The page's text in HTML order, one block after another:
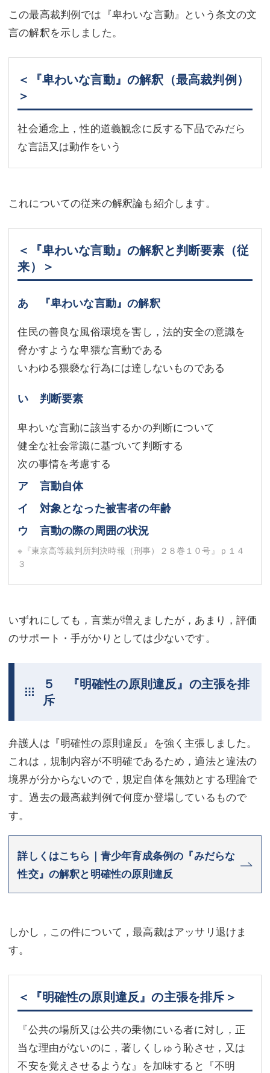
この最高裁判例では『卑わいな言動』という条文の文
言の解釈を示しました。
＜『卑わいな言動』の解釈（最高裁判例）
＞
社会通念上，性的道義観念に反する下品でみだら
な言語又は動作をいう
これについての従来の解釈論も紹介します。
＜『卑わいな言動』の解釈と判断要素（従
来）＞
あ 『卑わいな言動』の解釈
住民の善良な風俗環境を害し，法的安全の意識を
脅かすような卑猥な言動である
いわゆる猥褻な行為には達しないものである
い 判断要素
卑わいな言動に該当するかの判断について
健全な社会常識に基づいて判断する
次の事情を考慮する
ア 言動自体
イ 対象となった被害者の年齢
ウ 言動の際の周囲の状況
※『東京高等裁判所判決時報（刑事）２８巻１０号』ｐ１４
３
いずれにしても，言葉が増えましたが，あまり，評価
のサポート・手がかりとしては少ないです。
５ 『明確性の原則違反』の主張を排
斥
弁護人は『明確性の原則違反』を強く主張しました。
これは，規制内容が不明確であるため，適法と違法の
境界が分からないので，規定自体を無効とする理論で
す。過去の最高裁判例で何度か登場しているもので
す。
詳しくはこちら｜青少年育成条例の『みだらな
性交』の解釈と明確性の原則違反
しかし，この件について，最高裁はアッサリ退けま
す。
＜『明確性の原則違反』の主張を排斥＞
『公共の場所又は公共の乗物にいる者に対し，正
当な理由がないのに，著しくしゅう恥させ，又は
不安を覚えさせるような』を加味すると『不明